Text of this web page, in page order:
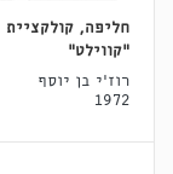
חליפה, קולקציית
"קווילט"
רוז'י בן יוסף
1972